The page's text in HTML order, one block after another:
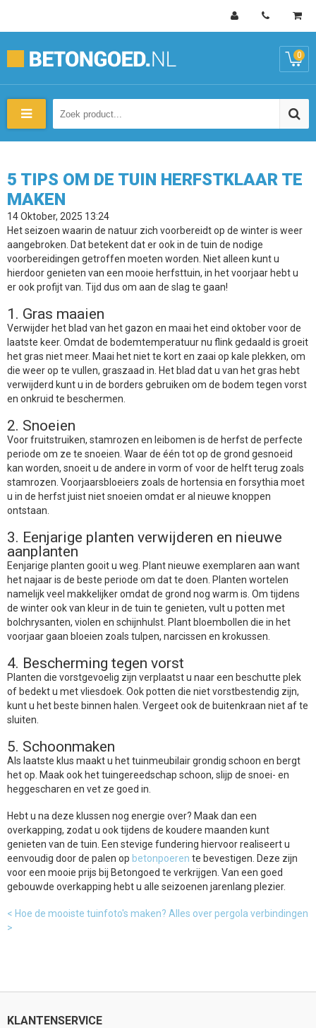
0
5 TIPS OM DE TUIN HERFSTKLAAR TE
MAKEN
14 Oktober, 2025 13:24
Het seizoen waarin de natuur zich voorbereidt op de winter is weer
aangebroken. Dat betekent dat er ook in de tuin de nodige
voorbereidingen getroffen moeten worden. Niet alleen kunt u
hierdoor genieten van een mooie herfsttuin, in het voorjaar hebt u
er ook profijt van. Tijd dus om aan de slag te gaan!
1. Gras maaien
Verwijder het blad van het gazon en maai het eind oktober voor de
laatste keer. Omdat de bodemtemperatuur nu flink gedaald is groeit
het gras niet meer. Maai het niet te kort en zaai op kale plekken, om
die weer op te vullen, graszaad in. Het blad dat u van het gras hebt
verwijderd kunt u in de borders gebruiken om de bodem tegen vorst
en onkruid te beschermen.
2. Snoeien
Voor fruitstruiken, stamrozen en leibomen is de herfst de perfecte
periode om ze te snoeien. Waar de één tot op de grond gesnoeid
kan worden, snoeit u de andere in vorm of voor de helft terug zoals
stamrozen. Voorjaarsbloeiers zoals de hortensia en forsythia moet
u in de herfst juist niet snoeien omdat er al nieuwe knoppen
ontstaan.
3. Eenjarige planten verwijderen en nieuwe
aanplanten
Eenjarige planten gooit u weg. Plant nieuwe exemplaren aan want
het najaar is de beste periode om dat te doen. Planten wortelen
namelijk veel makkelijker omdat de grond nog warm is. Om tijdens
de winter ook van kleur in de tuin te genieten, vult u potten met
bolchrysanten, violen en schijnhulst. Plant bloembollen die in het
voorjaar gaan bloeien zoals tulpen, narcissen en krokussen.
4. Bescherming tegen vorst
Planten die vorstgevoelig zijn verplaatst u naar een beschutte plek
of bedekt u met vliesdoek. Ook potten die niet vorstbestendig zijn,
kunt u het beste binnen halen. Vergeet ook de buitenkraan niet af te
sluiten.
5. Schoonmaken
Als laatste klus maakt u het tuinmeubilair grondig schoon en bergt
het op. Maak ook het tuingereedschap schoon, slijp de snoei- en
heggescharen en vet ze goed in.
Hebt u na deze klussen nog energie over? Maak dan een
overkapping, zodat u ook tijdens de koudere maanden kunt
genieten van de tuin. Een stevige fundering hiervoor realiseert u
eenvoudig door de palen op betonpoeren te bevestigen. Deze zijn
voor een mooie prijs bij Betongoed te verkrijgen. Van een goed
gebouwde overkapping hebt u alle seizoenen jarenlang plezier.
< Hoe de mooiste tuinfoto's maken? Alles over pergola verbindingen
>
KLANTENSERVICE